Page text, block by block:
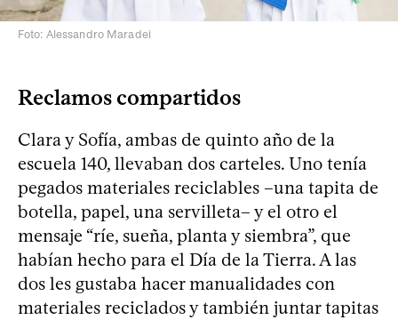
Foto: Alessandro Maradei
Reclamos compartidos
Clara y Sofía, ambas de quinto año de la
escuela 140, llevaban dos carteles. Uno tenía
pegados materiales reciclables –una tapita de
botella, papel, una servilleta– y el otro el
mensaje “ríe, sueña, planta y siembra”, que
habían hecho para el Día de la Tierra. A las
dos les gustaba hacer manualidades con
materiales reciclados y también juntar tapitas